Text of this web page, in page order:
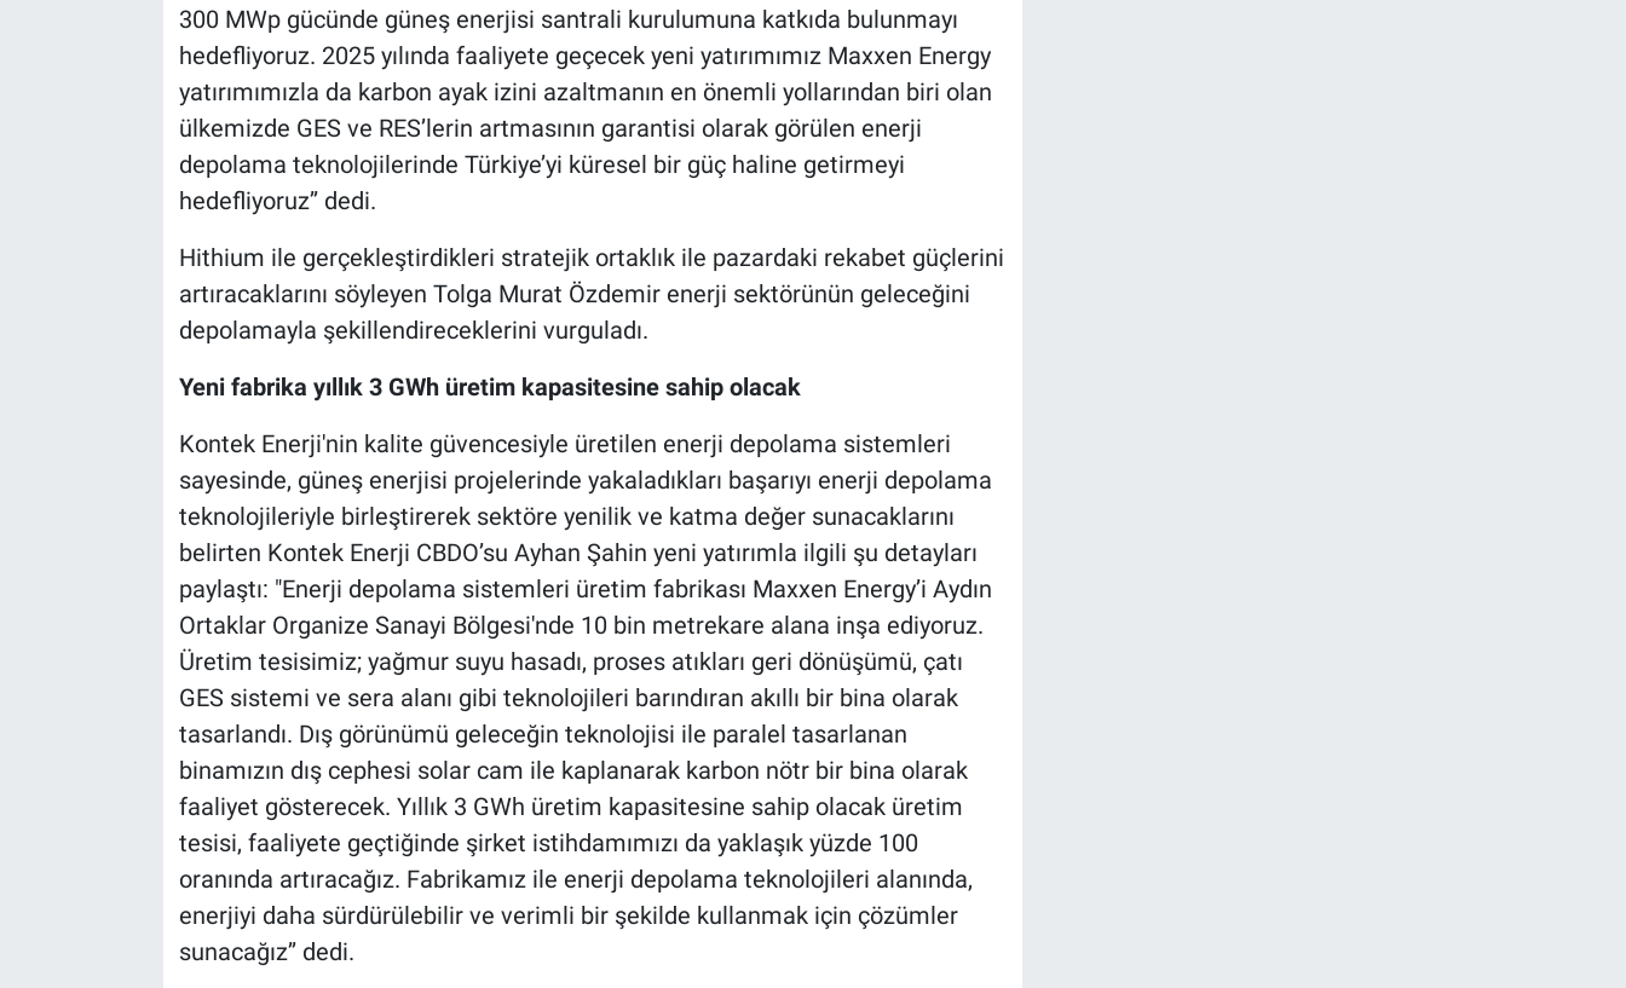
300 MWp gücünde güneş enerjisi santrali kurulumuna katkıda bulunmayı
hedefliyoruz. 2025 yılında faaliyete geçecek yeni yatırımımız Maxxen Energy
yatırımımızla da karbon ayak izini azaltmanın en önemli yollarından biri olan
ülkemizde GES ve RES’lerin artmasının garantisi olarak görülen enerji
depolama teknolojilerinde Türkiye’yi küresel bir güç haline getirmeyi
hedefliyoruz’’ dedi.
Hithium ile gerçekleştirdikleri stratejik ortaklık ile pazardaki rekabet güçlerini
artıracaklarını söyleyen Tolga Murat Özdemir enerji sektörünün geleceğini
depolamayla şekillendireceklerini vurguladı.
Yeni fabrika yıllık 3 GWh üretim kapasitesine sahip olacak
Kontek Enerji'nin kalite güvencesiyle üretilen enerji depolama sistemleri
sayesinde, güneş enerjisi projelerinde yakaladıkları başarıyı enerji depolama
teknolojileriyle birleştirerek sektöre yenilik ve katma değer sunacaklarını
belirten Kontek Enerji CBDO’su Ayhan Şahin yeni yatırımla ilgili şu detayları
paylaştı: "Enerji depolama sistemleri üretim fabrikası Maxxen Energy’i Aydın
Ortaklar Organize Sanayi Bölgesi'nde 10 bin metrekare alana inşa ediyoruz.
Üretim tesisimiz; yağmur suyu hasadı, proses atıkları geri dönüşümü, çatı
GES sistemi ve sera alanı gibi teknolojileri barındıran akıllı bir bina olarak
tasarlandı. Dış görünümü geleceğin teknolojisi ile paralel tasarlanan
binamızın dış cephesi solar cam ile kaplanarak karbon nötr bir bina olarak
faaliyet gösterecek. Yıllık 3 GWh üretim kapasitesine sahip olacak üretim
tesisi, faaliyete geçtiğinde şirket istihdamımızı da yaklaşık yüzde 100
oranında artıracağız. Fabrikamız ile enerji depolama teknolojileri alanında,
enerjiyi daha sürdürülebilir ve verimli bir şekilde kullanmak için çözümler
sunacağız’’ dedi.